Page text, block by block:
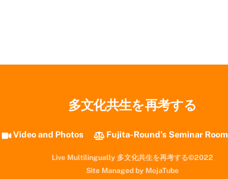
多文化共生を再考する
Video and Photos Fujita-Round’s Seminar Room
Live Multilingually 多文化共生を再考する©2022
Site Managed by MojaTube